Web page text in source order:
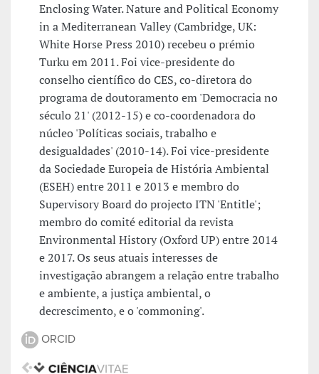
Enclosing Water. Nature and Political Economy
in a Mediterranean Valley (Cambridge, UK:
White Horse Press 2010) recebeu o prémio
Turku em 2011. Foi vice-presidente do
conselho científico do CES, co-diretora do
programa de doutoramento em 'Democracia no
século 21' (2012-15) e co-coordenadora do
núcleo 'Políticas sociais, trabalho e
desigualdades' (2010-14). Foi vice-presidente
da Sociedade Europeia de História Ambiental
(ESEH) entre 2011 e 2013 e membro do
Supervisory Board do projecto ITN 'Entitle';
membro do comité editorial da revista
Environmental History (Oxford UP) entre 2014
e 2017. Os seus atuais interesses de
investigação abrangem a relação entre trabalho
e ambiente, a justiça ambiental, o
decrescimento, e o 'commoning'.
ORCID